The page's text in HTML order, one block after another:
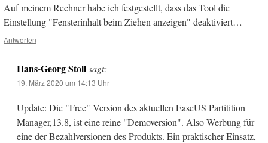
Auf meinem Rechner habe ich festgestellt, dass das Tool die
Einstellung "Fensterinhalt beim Ziehen anzeigen" deaktiviert…
Antworten
Hans-Georg Stoll sagt:
19. März 2020 um 14:13 Uhr
Update: Die "Free" Version des aktuellen EaseUS Partitition
Manager,13.8, ist eine reine "Demoversion". Also Werbung für
eine der Bezahlversionen des Produkts. Ein praktischer Einsatz,